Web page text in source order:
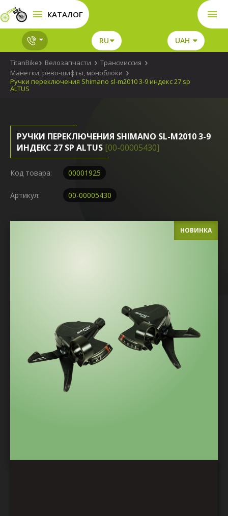
КАТАЛОГ
RU UAH
TitanBike Велозапчасти
Трансмиссия
Манетки, рево-шифты, моноблоки
Ручки переключения Shimano sl-m2010 3-9 индекс 27 sp
ALTUS
РУЧКИ ПЕРЕКЛЮЧЕНИЯ SHIMANO SL-M2010 3-9
ИНДЕКС 27 SP ALTUS [00-00005430]
Код товара: 00001925
Артикул: 00-00005430
НОВИНКА